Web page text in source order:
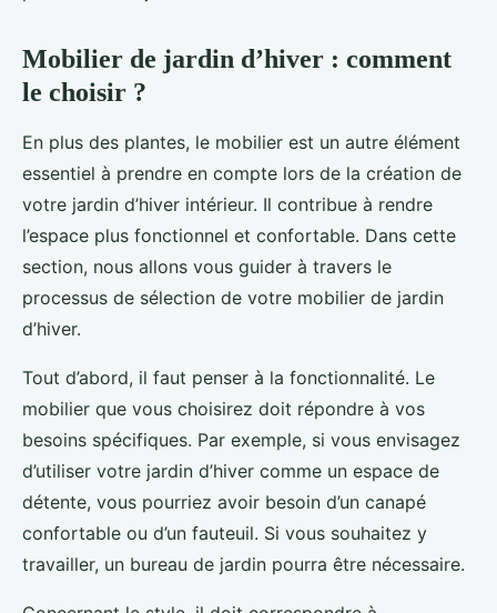
Mobilier de jardin d’hiver : comment
le choisir ?
En plus des plantes, le mobilier est un autre élément
essentiel à prendre en compte lors de la création de
votre jardin d’hiver intérieur. Il contribue à rendre
l’espace plus fonctionnel et confortable. Dans cette
section, nous allons vous guider à travers le
processus de sélection de votre mobilier de jardin
d’hiver.
Tout d’abord, il faut penser à la fonctionnalité. Le
mobilier que vous choisirez doit répondre à vos
besoins spécifiques. Par exemple, si vous envisagez
d’utiliser votre jardin d’hiver comme un espace de
détente, vous pourriez avoir besoin d’un canapé
confortable ou d’un fauteuil. Si vous souhaitez y
travailler, un bureau de jardin pourra être nécessaire.